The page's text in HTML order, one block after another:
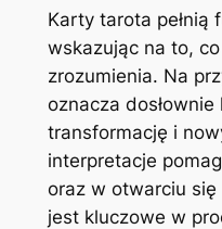
Karty tarota pełnią
wskazując na to,
zrozumienia. Na
oznacza
transformację i
interpretacje
oraz w otwarciu
jest kluczowe w